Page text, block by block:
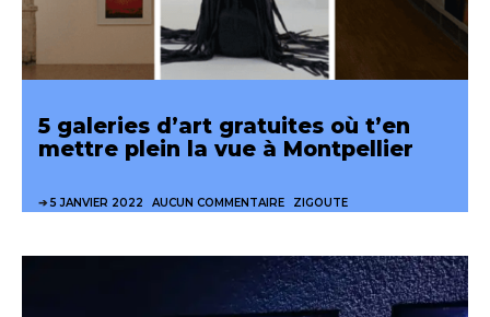
5 galeries d’art gratuites où t’en
mettre plein la vue à Montpellier
5 JANVIER 2022 AUCUN COMMENTAIRE ZIGOUTE